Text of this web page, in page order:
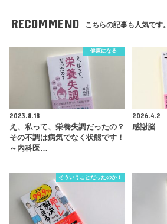
RECOMMEND こちらの記事も人気です。
健康になる
2023.8.18
え、私って、栄養失調だったの？
その不調は病気でなく状態です！
～内科医…
2026.4.2
感謝脳
そういうことだったのか！